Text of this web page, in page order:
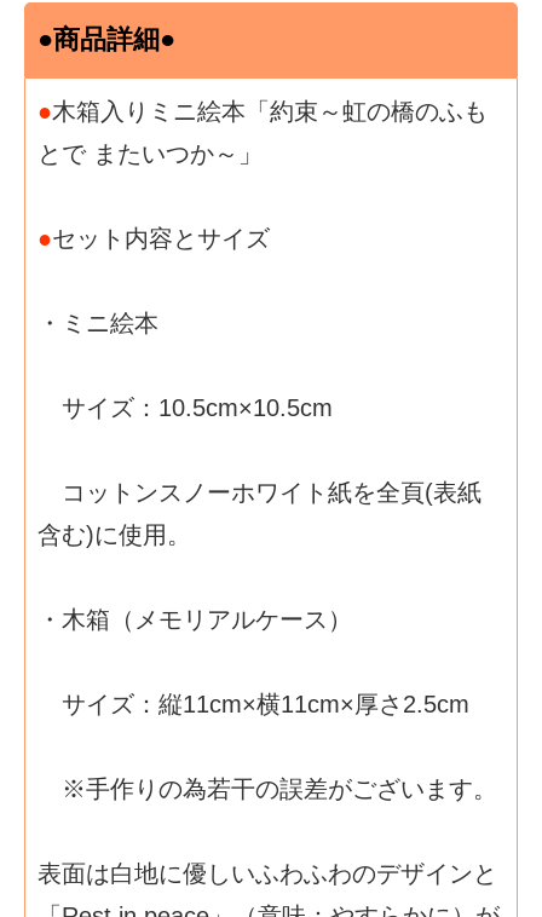
●商品詳細●
●木箱入りミニ絵本「約束～虹の橋のふも
とで またいつか～」
●セット内容とサイズ
・ミニ絵本
サイズ：10.5cm×10.5cm
コットンスノーホワイト紙を全頁(表紙
含む)に使用。
・木箱（メモリアルケース）
サイズ：縦11cm×横11cm×厚さ2.5cm
※手作りの為若干の誤差がございます。
表面は白地に優しいふわふわのデザインと